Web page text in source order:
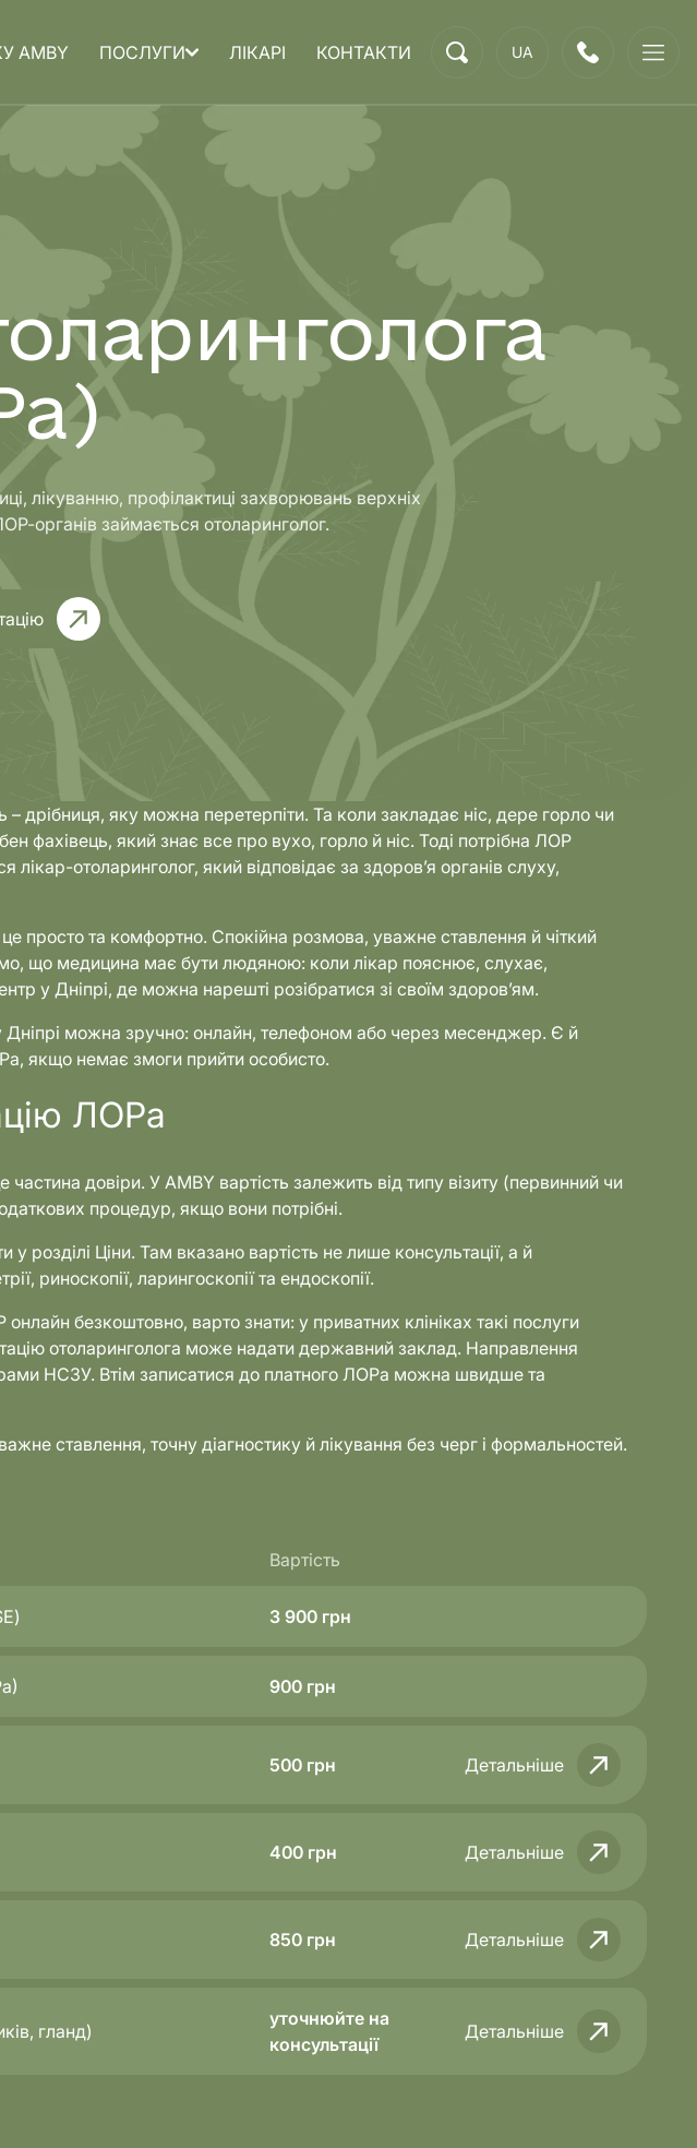
AMBY ПОСЛУГИ
для
ЛІКАРІ КОНТАКТИ UA
лікуванню, профілактиці захворювань верхніх
органів займається отоларинголог.
– дрібниця, яку можна перетерпіти. Та коли закладає ніс, дере горло чи
фахівець, який знає все про вухо, горло й ніс. Тоді потрібна ЛОР
лікар-отоларинголог, який відповідає за здоров’я органів слуху,
це просто та комфортно. Спокійна розмова, уважне ставлення й чіткий
що медицина має бути людяною: коли лікар пояснює, слухає,
у Дніпрі, де можна нарешті розібратися зі своїм здоров’ям.
Дніпрі можна зручно: онлайн, телефоном або через месенджер. Є й
якщо немає змоги прийти особисто.
ЛОРа
частина довіри. У AMBY вартість залежить від типу візиту (первинний чи
процедур, якщо вони потрібні.
розділі Ціни. Там вказано вартість не лише консультації, а й
риноскопії, ларингоскопії та ендоскопії.
безкоштовно, варто знати: у приватних клініках такі послуги
отоларинголога може надати державний заклад. Направлення
НСЗУ. Втім записатися до платного ЛОРа можна швидше та
ставлення, точну діагностику й лікування без черг і формальностей.
Вартість
3 900 грн
900 грн
500 грн Детальніше
400 грн Детальніше
850 грн Детальніше
гланд)
уточнюйте на
консультації
Детальніше